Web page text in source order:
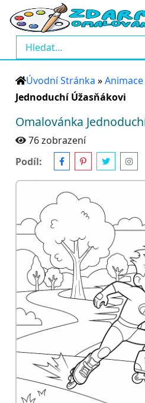
Úvodní Stránka »Animace
Jednoduchí Úžasňákovi
Omalovánka
76 zobrazení
Podíl: